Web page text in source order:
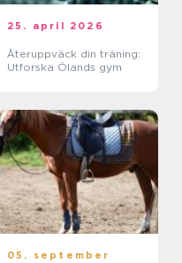
25. april 2026
Återuppväck din träning:
Utforska Ölands gym
05. september